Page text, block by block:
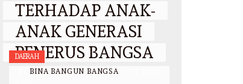
TERHADAP ANAK-
ANAK GENERASI
PENERUS BANGSA
BINA BANGUN BANGSA
DAERAH